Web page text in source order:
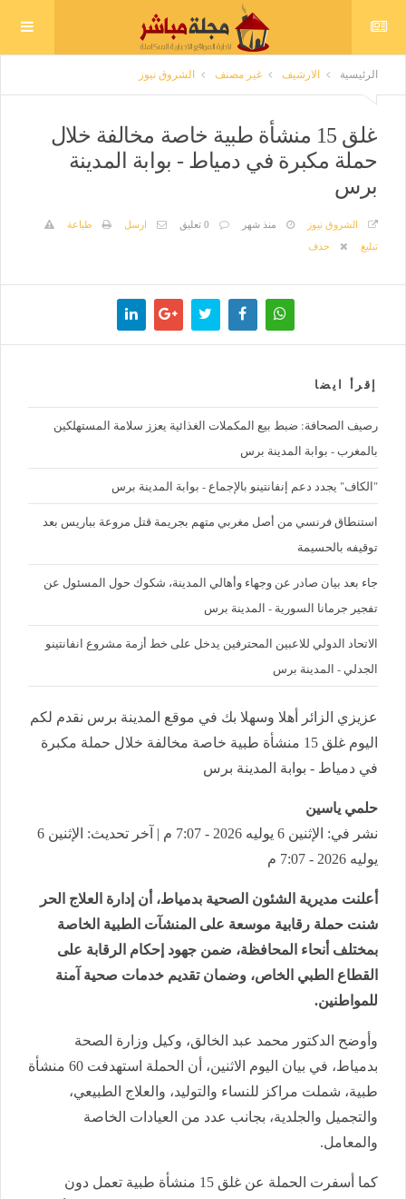
الرئيسية الارشيف غير مصنف الشروق نيوز
غلق 15 منشأة طبية خاصة مخالفة خلال
حملة مكبرة في دمياط - بوابة المدينة
برس
الشروق نيوز منذ شهر 0 تعليق ارسل
طباعة
تبليغ
حذف
إقرأ ايضا
رصيف الصحافة: ضبط بيع المكملات الغذائية يعزز سلامة المستهلكين
بالمغرب - بوابة المدينة برس
"الكاف" يجدد دعم إنفانتينو بالإجماع - بوابة المدينة برس
استنطاق فرنسي من أصل مغربي متهم بجريمة قتل مروعة بباريس بعد
توقيفه بالحسيمة
جاء بعد بيان صادر عن وجهاء وأهالي المدينة، شكوك حول المسئول عن
تفجير جرمانا السورية - المدينة برس
الاتحاد الدولي للاعبين المحترفين يدخل على خط أزمة مشروع انفانتينو
الجدلي - المدينة برس
عزيزي الزائر أهلا وسهلا بك في موقع المدينة برس نقدم لكم
اليوم غلق 15 منشأة طبية خاصة مخالفة خلال حملة مكبرة
في دمياط - بوابة المدينة برس
حلمي ياسين
نشر في: الإثنين 6 يوليه 2026 - 7:07 م | آخر تحديث: الإثنين 6
يوليه 2026 - 7:07 م
أعلنت مديرية الشئون الصحية بدمياط، أن إدارة العلاج الحر
شنت حملة رقابية موسعة على المنشآت الطبية الخاصة
بمختلف أنحاء المحافظة، ضمن جهود إحكام الرقابة على
القطاع الطبي الخاص، وضمان تقديم خدمات صحية آمنة
للمواطنين.
وأوضح الدكتور محمد عبد الخالق، وكيل وزارة الصحة
بدمياط، في بيان اليوم الاثنين، أن الحملة استهدفت 60 منشأة
طبية، شملت مراكز للنساء والتوليد، والعلاج الطبيعي،
والتجميل والجلدية، بجانب عدد من العيادات الخاصة
والمعامل.
كما أسفرت الحملة عن غلق 15 منشأة طبية تعمل دون